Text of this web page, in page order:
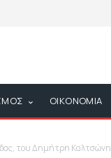
ΟΙΚΟΝΟΜΙΑ
του Δημήτρη Καλτσώνη